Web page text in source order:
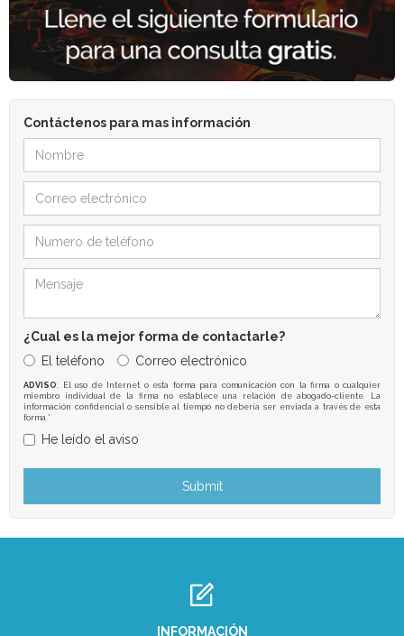
Contáctenos para mas información
¿Cual es la mejor forma de contactarle?
El teléfono
Correo electrónico
ADVISO: El uso de Internet o esta forma para comunicación con la firma o cualquier
miembro individual de la firma no establece una relación de abogado-cliente. La
información confidencial o sensible al tiempo no debería ser enviada a través de esta
forma.*
He leído el aviso
INFORMACIÓN